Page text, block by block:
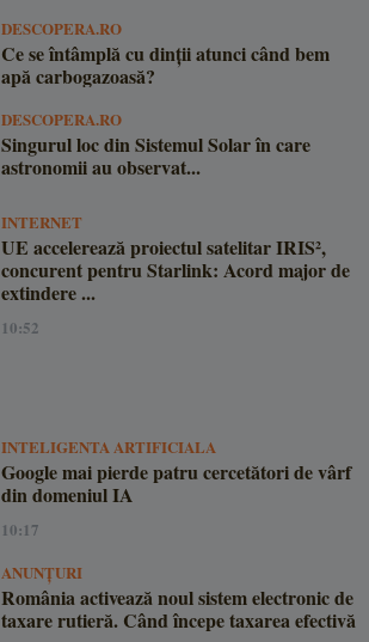
DESCOPERA.RO
Ce se întâmplă cu dinții atunci când bem
apă carbogazoasă?
DESCOPERA.RO
Singurul loc din Sistemul Solar în care
astronomii au observat...
INTERNET
UE accelerează proiectul satelitar IRIS²,
concurent pentru Starlink: Acord major de
extindere ...
10:52
INTELIGENTA ARTIFICIALA
Google mai pierde patru cercetători de vârf
din domeniul IA
10:17
ANUNȚURI
România activează noul sistem electronic de
taxare rutieră. Când începe taxarea efectivă